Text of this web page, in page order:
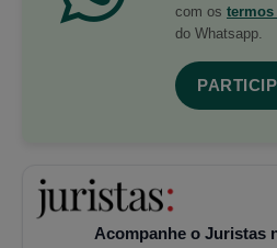
com os termos
do Whatsapp.
Acompanhe o Juristas